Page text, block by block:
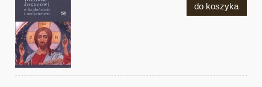
do koszyka